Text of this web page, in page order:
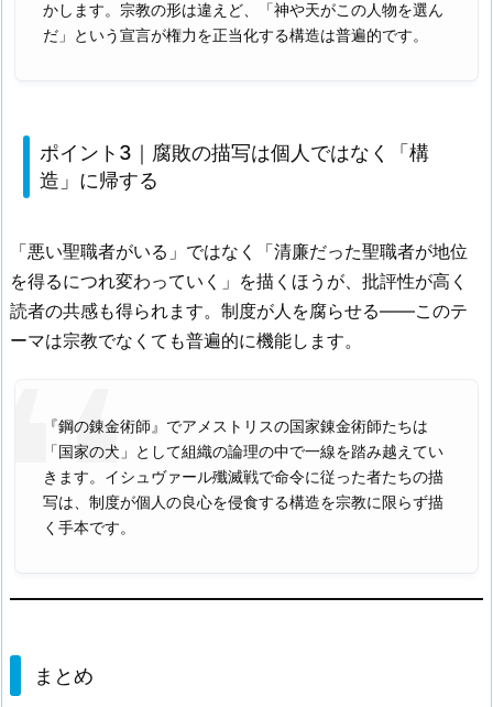
かします。宗教の形は違えど、「神や天がこの人物を選ん
だ」という宣言が権力を正当化する構造は普遍的です。
ポイント3｜腐敗の描写は個人ではなく「構
造」に帰する
「悪い聖職者がいる」ではなく「清廉だった聖職者が地位
を得るにつれ変わっていく」を描くほうが、批評性が高く
読者の共感も得られます。制度が人を腐らせる——このテ
ーマは宗教でなくても普遍的に機能します。
『鋼の錬金術師』でアメストリスの国家錬金術師たちは
「国家の犬」として組織の論理の中で一線を踏み越えてい
きます。イシュヴァール殲滅戦で命令に従った者たちの描
写は、制度が個人の良心を侵食する構造を宗教に限らず描
く手本です。
まとめ